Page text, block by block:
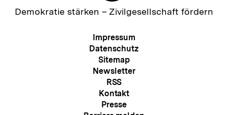
a
Zur
Demokratie stärken – Zivilgesellschaft fördern
Meta-
Navigation
Impressum
Datenschutz
Sitemap
Newsletter
RSS
Kontakt
Presse